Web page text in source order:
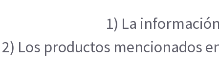
1) La
2) Los productos mencionados